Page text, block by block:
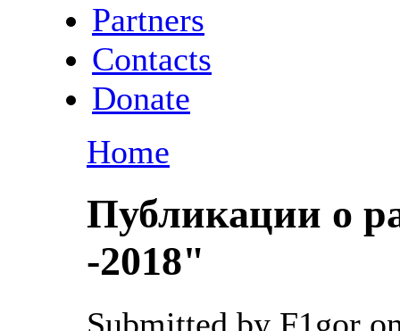
Partners
Contacts
Donate
Home
Публикации о
-2018"